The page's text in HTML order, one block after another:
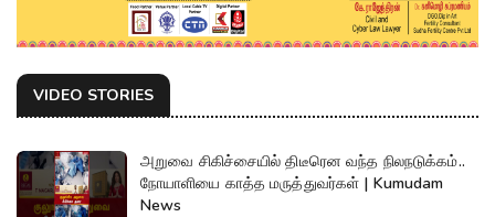
VIDEO STORIES
அறுவை சிகிச்சையில் திடீரென வந்த நிலநடுக்கம்..
நோயாளியை காத்த மருத்துவர்கள் | Kumudam
News